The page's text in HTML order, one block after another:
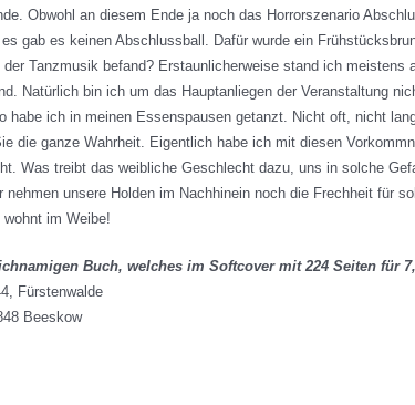
Obwohl an diesem Ende ja noch das Horrorszenario
gab es keinen Abschlussball. Dafür wurde ein
Tanzmusik befand? Erstaunlicherweise stand ich
Natürlich bin ich um das Hauptanliegen der Veranstaltung
habe ich in meinen Essenspausen getanzt. Nicht oft, nicht
die ganze Wahrheit. Eigentlich habe ich mit diesen
Was treibt das weibliche Geschlecht dazu, uns in solche
unsere Holden im Nachhinein noch die Frechheit für
im Weibe!
Buch, welches im Softcover mit 224 Seiten für
Fürstenwalde
Beeskow